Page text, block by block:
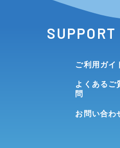
SUPPORT
ご利用ガイ
よくあるご
問
お問い合わ